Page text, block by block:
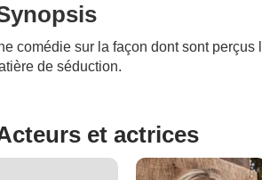
comédie sur la façon dont sont
de séduction.
et actrices